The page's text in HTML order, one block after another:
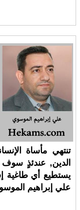
تنتهي مأساة
الدين, عندئذٍ
يستطيع أي طاغية
علي إبراهيم